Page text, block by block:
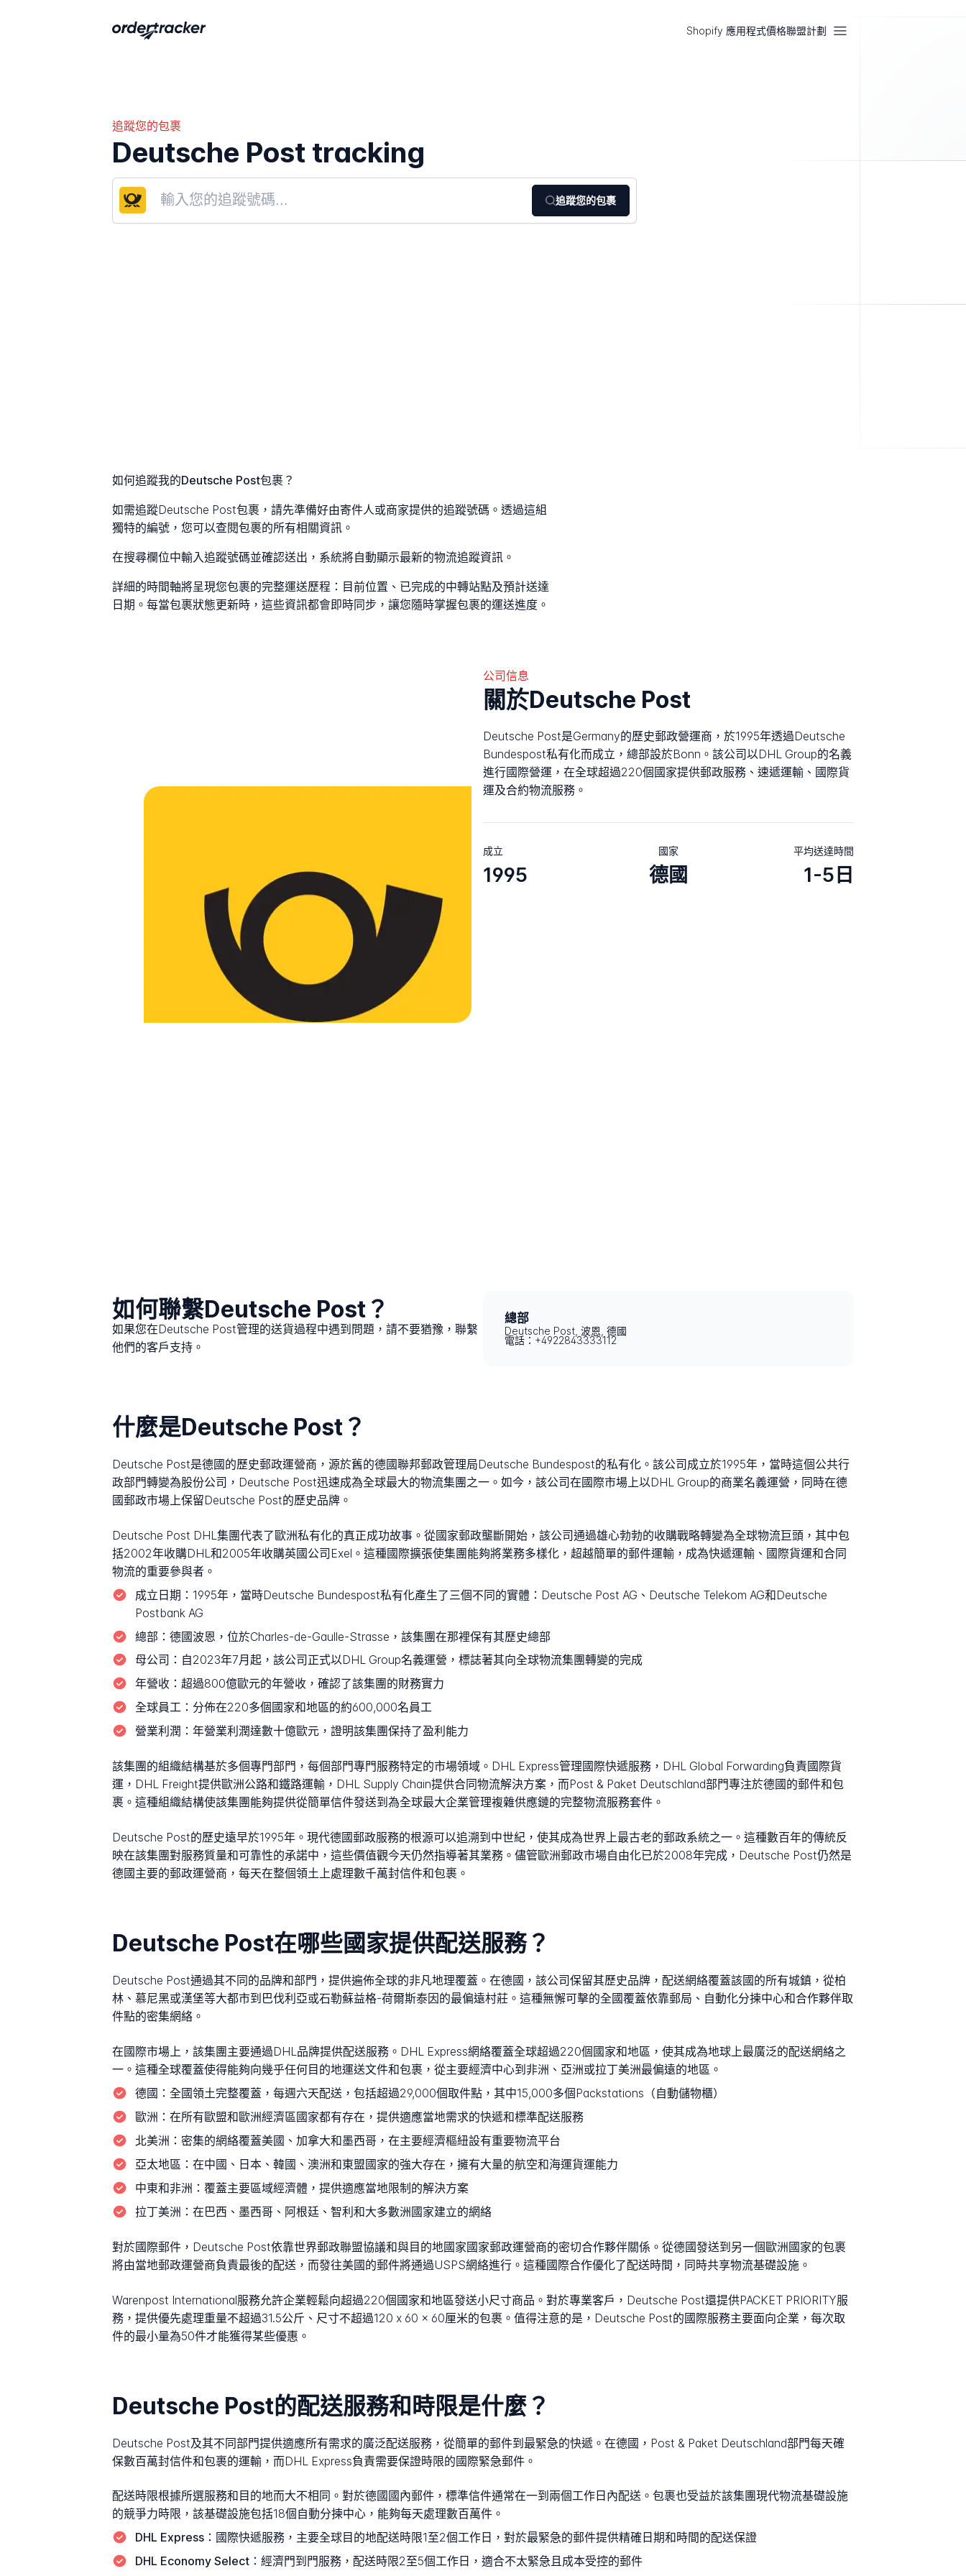
Shopify 應用程式價格聯盟計劃
追蹤您的包裹
Deutsche Post tracking
追蹤您的包裹
如何追蹤我的Deutsche Post包裹？
如需追蹤Deutsche Post包裹，請先準備好由寄件人或商家提供的追蹤號碼。透過這組
獨特的編號，您可以查閱包裹的所有相關資訊。
在搜尋欄位中輸入追蹤號碼並確認送出，系統將自動顯示最新的物流追蹤資訊。
詳細的時間軸將呈現您包裹的完整運送歷程：目前位置、已完成的中轉站點及預計送達
日期。每當包裹狀態更新時，這些資訊都會即時同步，讓您隨時掌握包裹的運送進度。
公司信息
關於Deutsche Post
Deutsche Post是Germany的歷史郵政營運商，於1995年透過Deutsche
Bundespost私有化而成立，總部設於Bonn。該公司以DHL Group的名義
進行國際營運，在全球超過220個國家提供郵政服務、速遞運輸、國際貨
運及合約物流服務。
成立
1995
國家
德國
平均送達時間
1-5日
如何聯繫Deutsche Post？
如果您在Deutsche Post管理的送貨過程中遇到問題，請不要猶豫，聯繫
他們的客戶支持。
總部
Deutsche Post, 波恩, 德國
電話：+4922843333112
什麼是Deutsche Post？
Deutsche Post是德國的歷史郵政運營商，源於舊的德國聯邦郵政管理局Deutsche Bundespost的私有化。該公司成立於1995年，當時這個公共行
政部門轉變為股份公司，Deutsche Post迅速成為全球最大的物流集團之一。如今，該公司在國際市場上以DHL Group的商業名義運營，同時在德
國郵政市場上保留Deutsche Post的歷史品牌。
Deutsche Post DHL集團代表了歐洲私有化的真正成功故事。從國家郵政壟斷開始，該公司通過雄心勃勃的收購戰略轉變為全球物流巨頭，其中包
括2002年收購DHL和2005年收購英國公司Exel。這種國際擴張使集團能夠將業務多樣化，超越簡單的郵件運輸，成為快遞運輸、國際貨運和合同
物流的重要參與者。
成立日期： 1995年，當時Deutsche Bundespost私有化產生了三個不同的實體：Deutsche Post AG、Deutsche Telekom AG和Deutsche
Postbank AG
總部： 德國波恩，位於Charles-de-Gaulle-Strasse，該集團在那裡保有其歷史總部
母公司： 自2023年7月起，該公司正式以DHL Group名義運營，標誌著其向全球物流集團轉變的完成
年營收： 超過800億歐元的年營收，確認了該集團的財務實力
全球員工： 分佈在220多個國家和地區的約600,000名員工
營業利潤： 年營業利潤達數十億歐元，證明該集團保持了盈利能力
該集團的組織結構基於多個專門部門，每個部門專門服務特定的市場領域。DHL Express管理國際快遞服務，DHL Global Forwarding負責國際貨
運，DHL Freight提供歐洲公路和鐵路運輸，DHL Supply Chain提供合同物流解決方案，而Post & Paket Deutschland部門專注於德國的郵件和包
裹。這種組織結構使該集團能夠提供從簡單信件發送到為全球最大企業管理複雜供應鏈的完整物流服務套件。
Deutsche Post的歷史遠早於1995年。現代德國郵政服務的根源可以追溯到中世紀，使其成為世界上最古老的郵政系統之一。這種數百年的傳統反
映在該集團對服務質量和可靠性的承諾中，這些價值觀今天仍然指導著其業務。儘管歐洲郵政市場自由化已於2008年完成，Deutsche Post仍然是
德國主要的郵政運營商，每天在整個領土上處理數千萬封信件和包裹。
Deutsche Post在哪些國家提供配送服務？
Deutsche Post通過其不同的品牌和部門，提供遍佈全球的非凡地理覆蓋。在德國，該公司保留其歷史品牌，配送網絡覆蓋該國的所有城鎮，從柏
林、慕尼黑或漢堡等大都市到巴伐利亞或石勒蘇益格-荷爾斯泰因的最偏遠村莊。這種無懈可擊的全國覆蓋依靠郵局、自動化分揀中心和合作夥伴取
件點的密集網絡。
在國際市場上，該集團主要通過DHL品牌提供配送服務。DHL Express網絡覆蓋全球超過220個國家和地區，使其成為地球上最廣泛的配送網絡之
一。這種全球覆蓋使得能夠向幾乎任何目的地運送文件和包裹，從主要經濟中心到非洲、亞洲或拉丁美洲最偏遠的地區。
德國： 全國領土完整覆蓋，每週六天配送，包括超過29,000個取件點，其中15,000多個Packstations（自動儲物櫃）
歐洲： 在所有歐盟和歐洲經濟區國家都有存在，提供適應當地需求的快遞和標準配送服務
北美洲： 密集的網絡覆蓋美國、加拿大和墨西哥，在主要經濟樞紐設有重要物流平台
亞太地區： 在中國、日本、韓國、澳洲和東盟國家的強大存在，擁有大量的航空和海運貨運能力
中東和非洲： 覆蓋主要區域經濟體，提供適應當地限制的解決方案
拉丁美洲： 在巴西、墨西哥、阿根廷、智利和大多數洲國家建立的網絡
對於國際郵件，Deutsche Post依靠世界郵政聯盟協議和與目的地國家國家郵政運營商的密切合作夥伴關係。從德國發送到另一個歐洲國家的包裹
將由當地郵政運營商負責最後的配送，而發往美國的郵件將通過USPS網絡進行。這種國際合作優化了配送時間，同時共享物流基礎設施。
Warenpost International服務允許企業輕鬆向超過220個國家和地區發送小尺寸商品。對於專業客戶，Deutsche Post還提供PACKET PRIORITY服
務，提供優先處理重量不超過31.5公斤、尺寸不超過120 x 60 x 60厘米的包裹。值得注意的是，Deutsche Post的國際服務主要面向企業，每次取
件的最小量為50件才能獲得某些優惠。
Deutsche Post的配送服務和時限是什麼？
Deutsche Post及其不同部門提供適應所有需求的廣泛配送服務，從簡單的郵件到最緊急的快遞。在德國，Post & Paket Deutschland部門每天確
保數百萬封信件和包裹的運輸，而DHL Express負責需要保證時限的國際緊急郵件。
配送時限根據所選服務和目的地而大不相同。對於德國國內郵件，標準信件通常在一到兩個工作日內配送。包裹也受益於該集團現代物流基礎設施
的競爭力時限，該基礎設施包括18個自動分揀中心，能夠每天處理數百萬件。
DHL Express： 國際快遞服務，主要全球目的地配送時限1至2個工作日，對於最緊急的郵件提供精確日期和時間的配送保證
DHL Economy Select： 經濟門到門服務，配送時限2至5個工作日，適合不太緊急且成本受控的郵件